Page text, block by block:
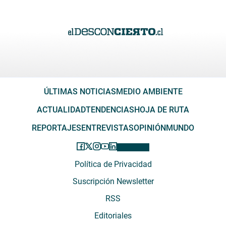
ÚLTIMAS NOTICIASMEDIO AMBIENTE
ACTUALIDADTENDENCIASHOJA DE RUTA
REPORTAJESENTREVISTASOPINIÓNMUNDO
Política de Privacidad
Suscripción Newsletter
RSS
Editoriales